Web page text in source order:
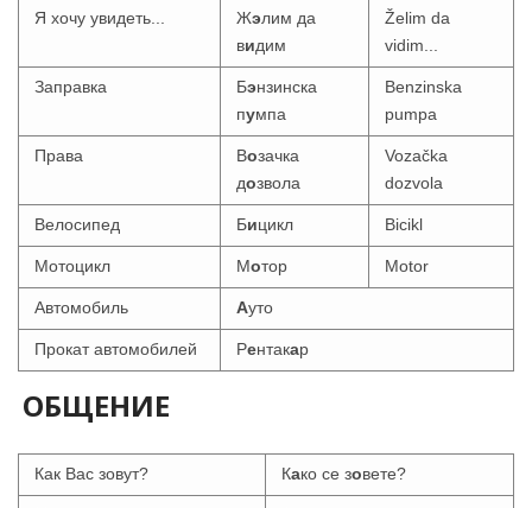
Я хочу увидеть... Жэлим да
видим
Želim da
vidim...
Заправка Бэнзинска
пумпа
Benzinska
pumpa
Права Возачка
дозвола
Vozačka
dozvola
Велосипед Бицикл Bicikl
Мотоцикл Мотор Motor
Автомобиль Ауто
Прокат автомобилей Рентакар
ОБЩЕНИЕ
Как Вас зовут? Како се зовете?